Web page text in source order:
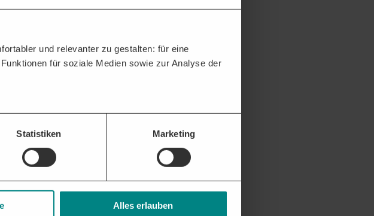
und relevanter zu gestalten: für eine
für soziale Medien sowie zur Analyse der
Statistiken Marketing
Alles erlauben
öffentlicher Stellen und der privaten Wirtschaft.